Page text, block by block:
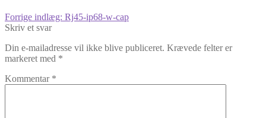
Forrige indlæg: Rj45-ip68-w-cap
Skriv et svar
Din e-mailadresse vil ikke blive publiceret. Krævede felter er
markeret med *
Kommentar *